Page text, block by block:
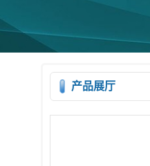
产品展厅